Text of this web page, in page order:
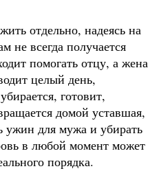
отдельно, надеясь на
не всегда получается
помогать отцу, а жена
целый день,
готовит,
домой уставшая,
ужин для мужа и убирать
в любой момент может
порядка.